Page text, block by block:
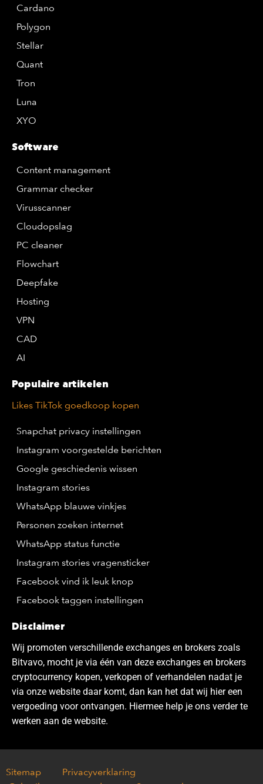
Cardano
Polygon
Stellar
Quant
Tron
Luna
XYO
Software
Content management
Grammar checker
Virusscanner
Cloudopslag
PC cleaner
Flowchart
Deepfake
Hosting
VPN
CAD
AI
Populaire artikelen
Likes TikTok goedkoop kopen
Snapchat privacy instellingen
Instagram voorgestelde berichten
Google geschiedenis wissen
Instagram stories
WhatsApp blauwe vinkjes
Personen zoeken internet
WhatsApp status functie
Instagram stories vragensticker
Facebook vind ik leuk knop
Facebook taggen instellingen
Disclaimer
Wij promoten verschillende exchanges en brokers zoals
Bitvavo, mocht je via één van deze exchanges en brokers
cryptocurrency kopen, verkopen of verhandelen nadat je
via onze website daar komt, dan kan het dat wij hier een
vergoeding voor ontvangen. Hiermee help je ons verder te
werken aan de website.
Sitemap
Privacyverklaring